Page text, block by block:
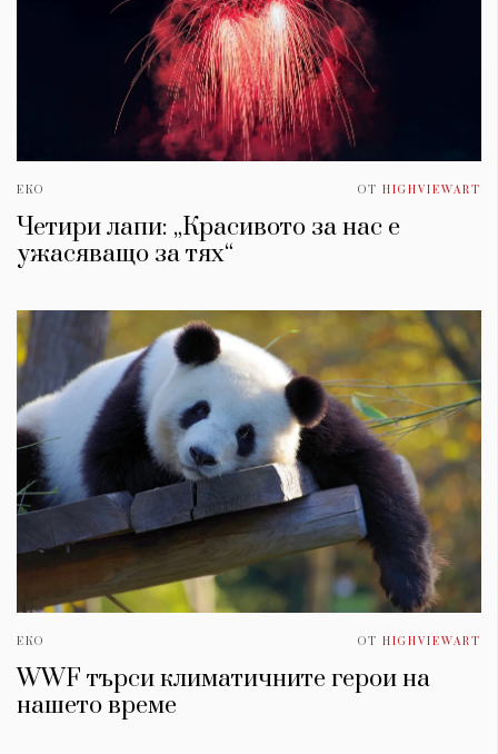
ЕКО ОТ HIGHVIEWART
Четири лапи: „Красивото за нас е
ужасяващо за тях“
ЕКО ОТ HIGHVIEWART
WWF търси климатичните герои на
нашето време
КАТЕГОРИИ
Подкасти
Мода
Изкуство
Красота
Пътувай
Wellness
ЗА НАС
Условия за
ползване
Политика за
СЛЕДВАЙТЕ НИ
Facebook Instagram Twitter
Pinterest
YouTube
Spotify Soundcloud
Ако нашият сайт ви харесва, можете да се абонирате за
седмичния ни нюзлетър тук: